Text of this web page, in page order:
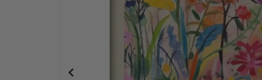
Personalisiertes Poster - Schwarz-Weiß-Herz-